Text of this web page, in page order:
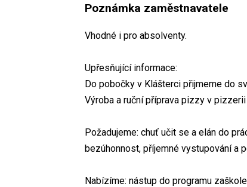
Poznámka zaměstnavatele
Vhodné i pro absolventy.
Upřesňující informace:
Do pobočky v Klášterci přijmeme do
Výroba a ruční příprava pizzy v
Požadujeme: chuť učit se a elán do
bezúhonnost, příjemné vystupování a
Nabízíme: nástup do programu